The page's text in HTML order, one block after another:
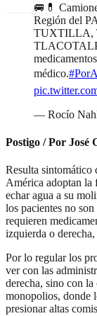
🚐💊
Región del
TUXTILLA,
médico.
— Rocío
Postigo / Por José
Resulta sintomático
América adoptan la
echar agua a su
los pacientes no
requieren
izquierda o
Por lo regular los
ver con las
derecha, sino con
monopolios, donde
presionar altas